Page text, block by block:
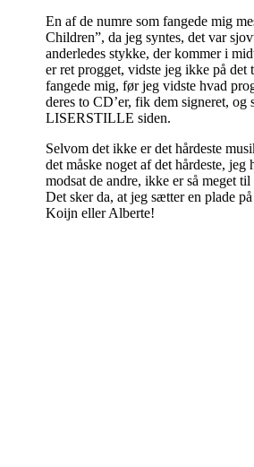
En af de numre som fangede mig
Children”, da jeg syntes, det var
anderledes stykke, der kommer i
er ret progget, vidste jeg ikke på det
fangede mig, før jeg vidste hvad
deres to CD’er, fik dem signeret, og
LISERSTILLE siden.
Selvom det ikke er det hårdeste
det måske noget af det hårdeste, jeg
modsat de andre, ikke er så meget til
Det sker da, at jeg sætter en plade
Koijn eller Alberte!